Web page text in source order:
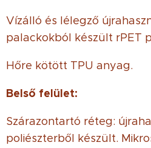
Vízálló és lélegző
palackokból készült rPET
Hőre kötött TPU anyag.
Belső felület:
Szárazontartó réteg:
poliészterből készült.